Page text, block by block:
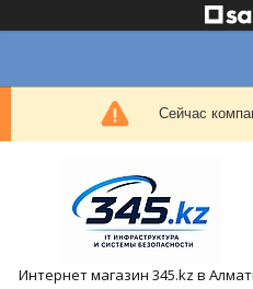
Сейчас
Интернет магазин 345.kz в